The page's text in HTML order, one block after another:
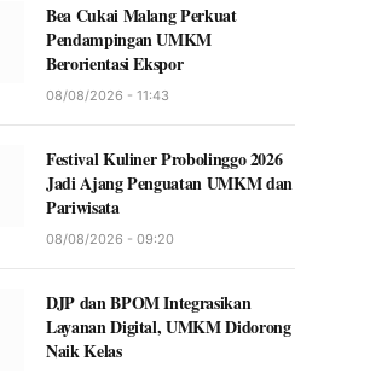
Bea Cukai Malang Perkuat
Pendampingan UMKM
Berorientasi Ekspor
08/08/2026 - 11:43
Festival Kuliner Probolinggo 2026
Jadi Ajang Penguatan UMKM dan
Pariwisata
08/08/2026 - 09:20
DJP dan BPOM Integrasikan
Layanan Digital, UMKM Didorong
Naik Kelas